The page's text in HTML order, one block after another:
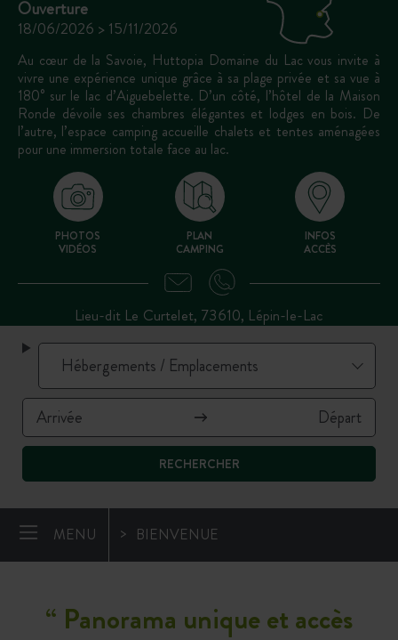
RECHERCHER
Ouverture
18/06/2026 > 15/11/2026
Au cœur de la Savoie, Huttopia Domaine du Lac vous invite à
vivre une expérience unique grâce à sa plage privée et sa vue à
180° sur le lac d’Aiguebelette. D’un côté, l’hôtel de la Maison
Ronde dévoile ses chambres élégantes et lodges en bois. De
l’autre, l’espace camping accueille chalets et tentes aménagées
pour une immersion totale face au lac.
PHOTOS
VIDÉOS
PLAN
CAMPING
INFOS
ACCÈS
Lieu-dit Le Curtelet, 73610, Lépin-le-Lac
MENU BIENVENUE
“ Panorama unique et accès